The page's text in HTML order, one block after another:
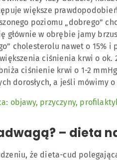
większe
poziomu „dobrego”
głównie w obrębie jamy
cholesterolu nawet o 15%
ciśnienia krwi o
ciśnienie krwi o 1-2
dorosłych, a jeśli
objawy, przyczyny,
– dieta
że dieta-cud